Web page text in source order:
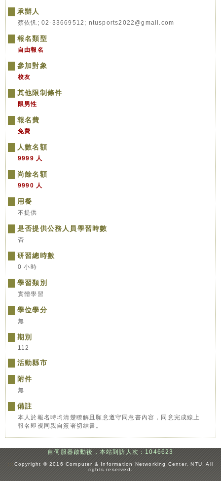
承辦人
蔡依忛; 02-33669512; ntusports2022@gmail.com
報名類型
自由報名
參加對象
校友
其他限制條件
限男性
報名費
免費
人數名額
9999 人
尚餘名額
9990 人
用餐
不提供
是否提供公務人員學習時數
否
研習總時數
0 小時
學習類別
實體學習
學位學分
無
期別
112
活動縣市
附件
無
備註
本人於報名時均清楚瞭解且願意遵守同意書內容，同意完成線上
報名即視同親自簽署切結書。
自伺服器啟動後，本站到訪人次：1046623
::: Copyright © 2016 Computer & Information Networking Center, NTU. All
rights reserved.